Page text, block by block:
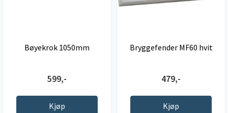
Bøyekrok 1050mm
599,-
Kjøp
Bryggefender MF60 hvit
479,-
Kjøp